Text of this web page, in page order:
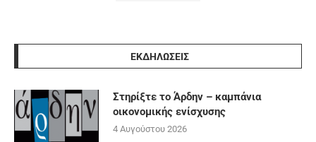
ΕΚΔΗΛΩΣΕΙΣ
Στηρίξτε το Άρδην – καμπάνια
οικονομικής ενίσχυσης
4 Αυγούστου 2026